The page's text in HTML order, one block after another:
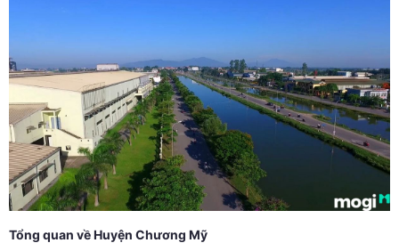
Tổng quan về Huyện Chương Mỹ